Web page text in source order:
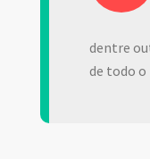
dentre
de todo o